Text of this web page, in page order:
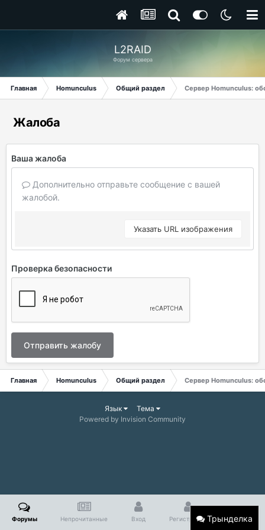
L2RAID
Форум сервера
Главная Homunculus Общий раздел Сервер Homunculus:
Жалоба
Ваша жалоба
Дополнительно отправьте сообщение с вашей
жалобой.
Указать URL изображения
Проверка безопасности
Отправить жалобу
Главная Homunculus Общий раздел Сервер Homunculus:
Трынделка
Язык
Тема
Powered by Invision Community
Форумы Непрочитанные Вход Регистрация Больше